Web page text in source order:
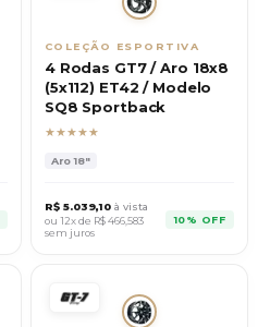
COLEÇÃO ESPORTIVA
4 Rodas GT7 / Aro 18x8
(5x112) ET42 / Modelo
SQ8 Sportback
★★★★★
Aro18"
R$ 5.039,10 à vista
ou 12x de R$466,583
sem juros
10% OFF